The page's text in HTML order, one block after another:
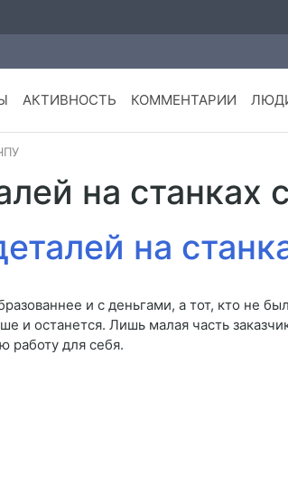
АКТИВНОСТЬ КОММЕНТАРИИ
на станках
на
и с деньгами, а тот, кто не
и останется. Лишь малая часть
работу для себя.